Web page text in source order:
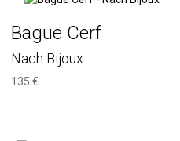
Bague Cerf
Nach Bijoux
135 €